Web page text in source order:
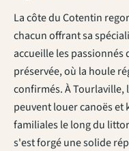
La côte du Cotentin
chacun offrant sa
accueille les passionnés
préservée, où la houle
confirmés. À Tourlaville,
peuvent louer canoës et
familiales le long du
s'est forgé une solide